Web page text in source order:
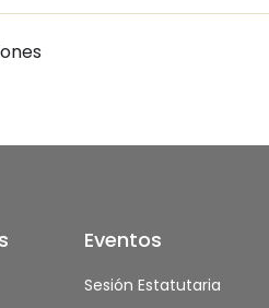
Eventos
Sesión Estatutaria